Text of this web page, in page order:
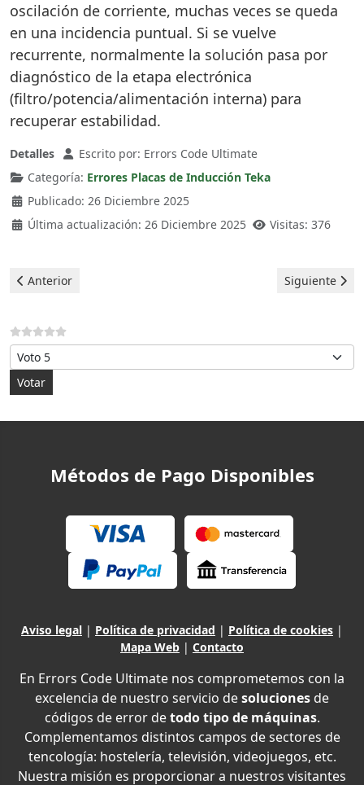
oscilación de corriente, muchas veces se queda
en una incidencia puntual. Si se vuelve
recurrente, normalmente la solución pasa por
diagnóstico de la etapa electrónica
(filtro/potencia/alimentación interna) para
recuperar estabilidad.
Detalles Escrito por: Errors Code Ultimate
Categoría: Errores Placas de Inducción Teka
Publicado: 26 Diciembre 2025
Última actualización: 26 Diciembre 2025
Visitas: 376
Artículo anterior: Teka Placas de Inducción - Error E7
Anterior Artículo
Siguiente
Por favor, vote
Métodos de Pago Disponibles
Aviso legal | Política de privacidad | Política de cookies |
Mapa Web | Contacto
En Errors Code Ultimate nos comprometemos con la
excelencia de nuestro servicio desoluciones de
códigos de error detodo tipo de máquinas.
Complementamos distintos campos de sectores de
tencología: hostelería, televisión, videojuegos, etc.
Nuestra misión es proporcionar a nuestros visitantes